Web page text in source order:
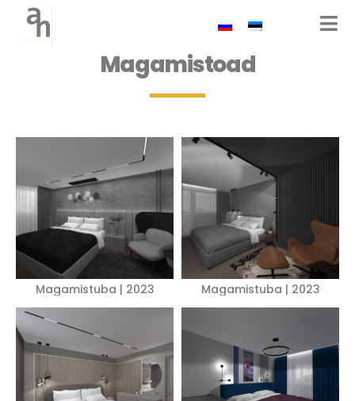
Magamistoad
Magamistuba | 2023 Magamistuba | 2023